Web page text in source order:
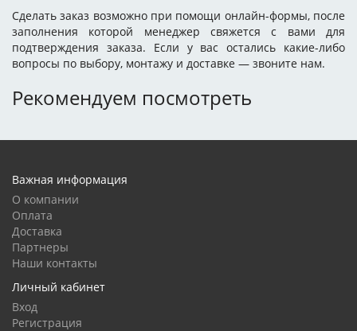
Сделать заказ возможно при помощи онлайн-формы, после
заполнения которой менеджер свяжется с вами для
подтверждения заказа. Если у вас остались какие-либо
вопросы по выбору, монтажу и доставке — звоните нам.
Рекомендуем посмотреть
Важная информация
О компании
Оплата
Доставка
Партнеры
Наши контакты
Личный кабинет
Вход
Регистрация